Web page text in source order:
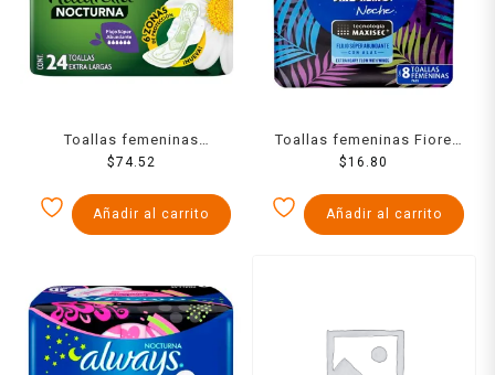
Toallas femeninas
Naturella nocturna extra
abundante 24 pzas
$74.52
Añadir al carrito
Toallas femeninas Fiore
nocturna con alas con 8
$16.80
Añadir al carrito